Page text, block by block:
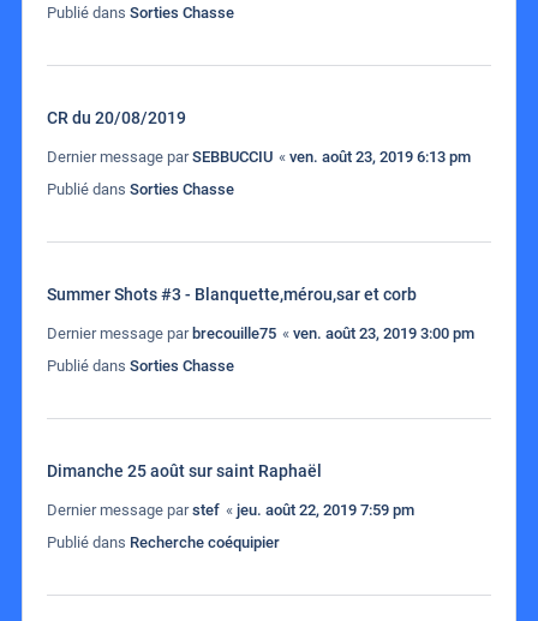
Publié dans Sorties Chasse
CR du 20/08/2019
Dernier message parSEBBUCCIU « ven. août 23, 2019 6:13 pm
Publié dans Sorties Chasse
Summer Shots #3 - Blanquette,mérou,sar et corb
Dernier message par brecouille75 « ven. août 23, 2019 3:00 pm
Publié dans Sorties Chasse
Dimanche 25 août sur saint Raphaël
Dernier message parstef « jeu. août 22, 2019 7:59 pm
Publié dans Recherche coéquipier